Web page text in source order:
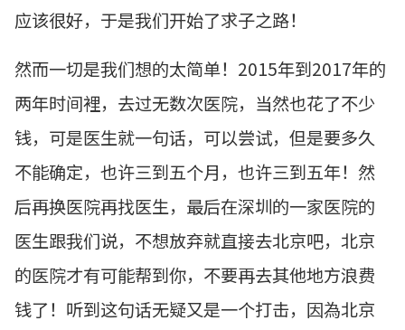
应该很好，于是我们开始了求子之路！
然而一切是我们想的太简单！2015年到2017年的
两年时间裡，去过无数次医院，当然也花了不少
钱，可是医生就一句话，可以尝试，但是要多久
不能确定，也许三到五个月，也许三到五年！然
后再换医院再找医生，最后在深圳的一家医院的
医生跟我们说，不想放弃就直接去北京吧，北京
的医院才有可能帮到你，不要再去其他地方浪费
钱了！听到这句话无疑又是一个打击，因為北京